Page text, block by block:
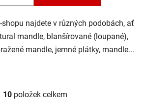
najdete v různých podobách, ať
mandle, blanšírované (loupané),
mandle, jemné plátky, mandle...
O
10položek celkem